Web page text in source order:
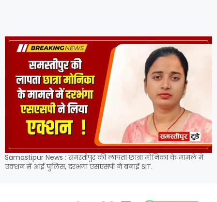
Samastipur News : समस्तीपुर की लापता छात्रा मोनिका के मामले में
एक्शन में आई पुलिस, दरभंगा एसएसपी ने बनाई SIT.